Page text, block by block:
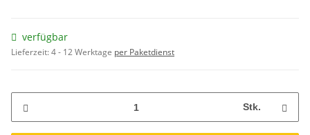
verfügbar
Lieferzeit:4 - 12 Werktage per Paketdienst
Stk.